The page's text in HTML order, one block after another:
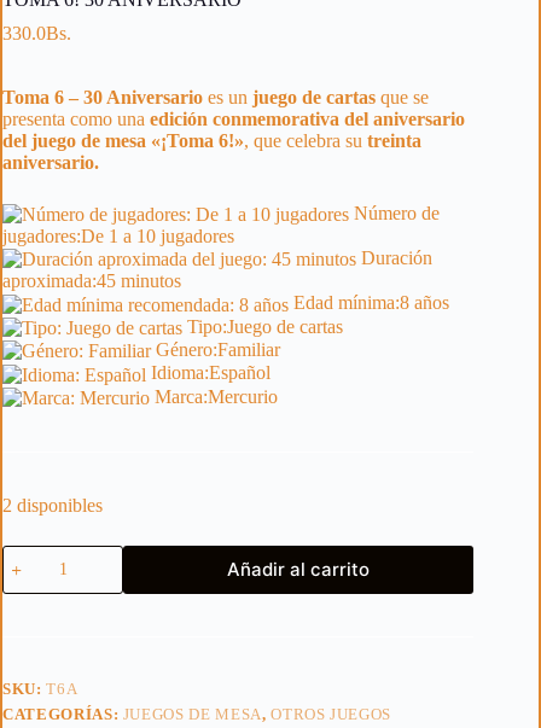
330.0Bs.
Toma 6 – 30 Aniversario es un juego de cartas que se
presenta como una edición conmemorativa del aniversario
del juego de mesa «¡Toma 6!», que celebra su treinta
aniversario.
Número de
jugadores:De 1 a 10 jugadores
Duración
aproximada:45 minutos
Edad mínima:8 años
Tipo:Juego de cartas
Género:Familiar
Idioma:Español
Marca:Mercurio
2 disponibles
TOMA
6!
30
Añadir al carrito
SKU:T6A
CATEGORÍAS: JUEGOS DE MESA,OTROS JUEGOS